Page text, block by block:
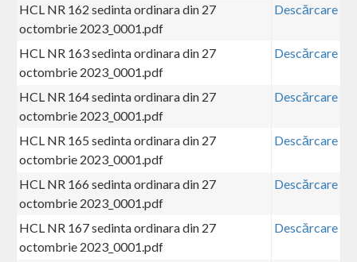
HCL NR 162 sedinta ordinara din 27
octombrie 2023_0001.pdf
Descărcare
HCL NR 163 sedinta ordinara din 27
octombrie 2023_0001.pdf
Descărcare
HCL NR 164 sedinta ordinara din 27
octombrie 2023_0001.pdf
Descărcare
HCL NR 165 sedinta ordinara din 27
octombrie 2023_0001.pdf
Descărcare
HCL NR 166 sedinta ordinara din 27
octombrie 2023_0001.pdf
Descărcare
HCL NR 167 sedinta ordinara din 27
octombrie 2023_0001.pdf
Descărcare